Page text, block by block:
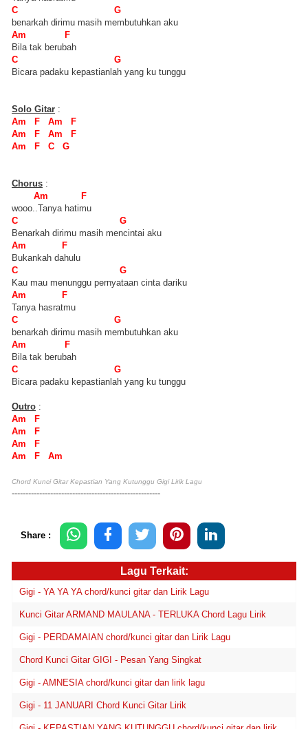
C G
benarkah dirimu masih membutuhkan aku
Am F
Bila tak berubah
C G
Bicara padaku kepastianlah yang ku tunggu
Solo Gitar :
Am F Am F
Am F Am F
Am F C G
Chorus :
Am F
wooo..Tanya hatimu
C G
Benarkah dirimu masih mencintai aku
Am F
Bukankah dahulu
C G
Kau mau menunggu pernyataan cinta dariku
Am F
Tanya hasratmu
C G
benarkah dirimu masih membutuhkan aku
Am F
Bila tak berubah
C G
Bicara padaku kepastianlah yang ku tunggu
Outro :
Am F
Am F
Am F
Am F Am
Chord Kunci Gitar Kepastian Yang Kutunggu Gigi Lirik Lagu
------------------------------------------------------
Share :
Lagu Terkait:
Gigi - YA YA YA chord/kunci gitar dan Lirik Lagu
Kunci Gitar ARMAND MAULANA - TERLUKA Chord Lagu Lirik
Gigi - PERDAMAIAN chord/kunci gitar dan Lirik Lagu
Chord Kunci Gitar GIGI - Pesan Yang Singkat
Gigi - AMNESIA chord/kunci gitar dan lirik lagu
Gigi - 11 JANUARI Chord Kunci Gitar Lirik